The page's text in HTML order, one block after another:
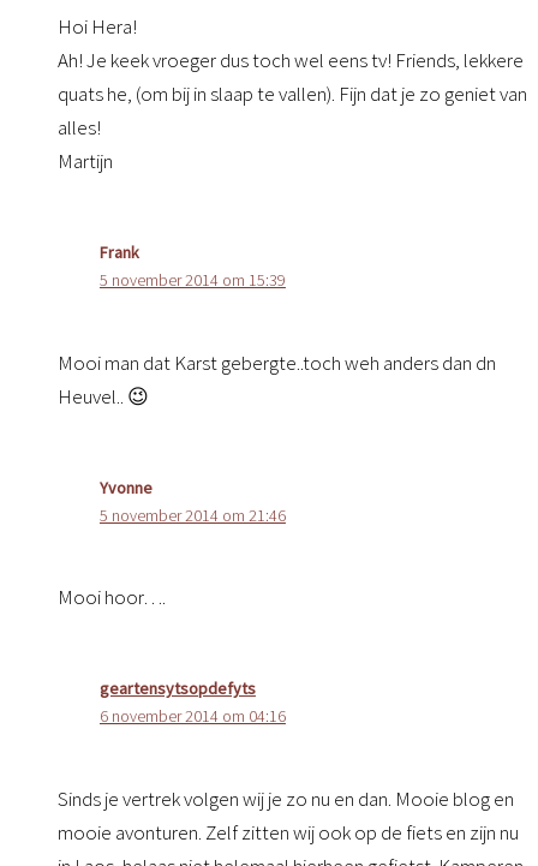
Hoi Hera!
Ah! Je keek vroeger dus toch wel eens tv! Friends, lekkere
quats he, (om bij in slaap te vallen). Fijn dat je zo geniet van
alles!
Martijn
Frank
5 november 2014 om 15:39
Mooi man dat Karst gebergte..toch weh anders dan dn
Heuvel.. 😉
Yvonne
5 november 2014 om 21:46
Mooi hoor….
geartensytsopdefyts
6 november 2014 om 04:16
Sinds je vertrek volgen wij je zo nu en dan. Mooie blog en
mooie avonturen. Zelf zitten wij ook op de fiets en zijn nu